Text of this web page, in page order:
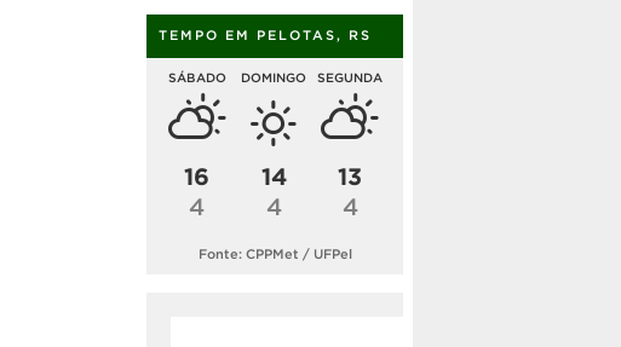
TEMPO EM PELOTAS, RS
SÁBADO
16
4
DOMINGO
14
4
SEGUNDA
13
4
Fonte: CPPMet / UFPel